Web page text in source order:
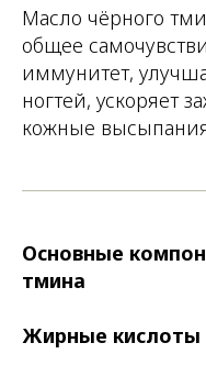
Масло чёрного
общее
иммунитет,
ногтей, ускоряет
кожные
Основные
тмина
Жирные кислоты